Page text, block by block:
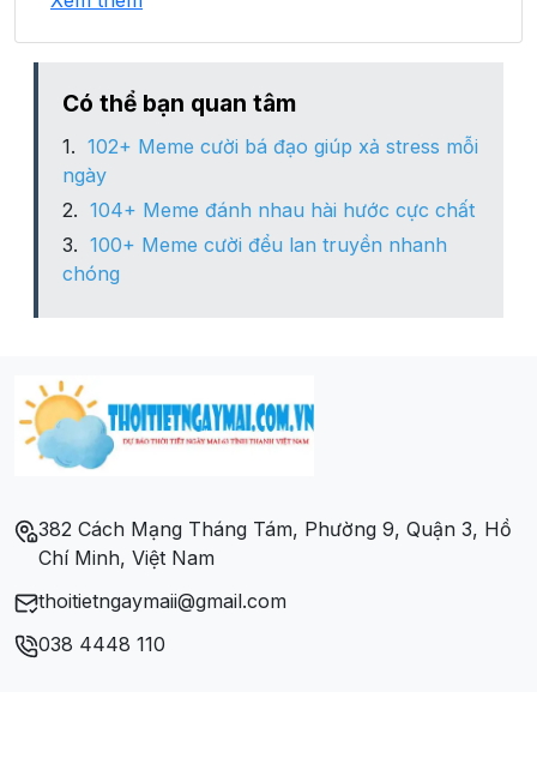
Xã Mường Trai
Xã Nậm Păm
Xã Ngọc Chiến
Xã Tạ Bú
Có thể bạn quan tâm
102+ Meme cười bá đạo giúp xả stress mỗi
ngày
104+ Meme đánh nhau hài hước cực chất
100+ Meme cười đểu lan truyền nhanh
chóng
382 Cách Mạng Tháng Tám, Phường 9, Quận 3, Hồ
Chí Minh, Việt Nam
thoitietngaymaii@gmail.com
038 4448 110